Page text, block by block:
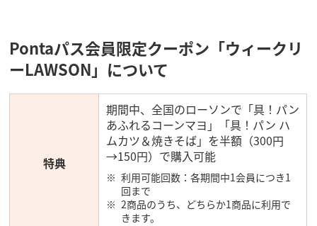
Pontaパス会員限定クーポン「ウィークリ
ーLAWSON」について
特典
期間中、全国のローソンで「具！パン
あふれるコーンマヨ」「具！パン ハ
ムカツ＆焼きそば」を半額（300円
→150円）で購入可能
利用可能回数：各期間中1会員につき1
回まで
2商品のうち、どちらか1商品に利用で
きます。